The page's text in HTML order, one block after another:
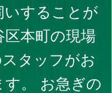
いすることが
区本町の現場
タッフがお
。 お急ぎの